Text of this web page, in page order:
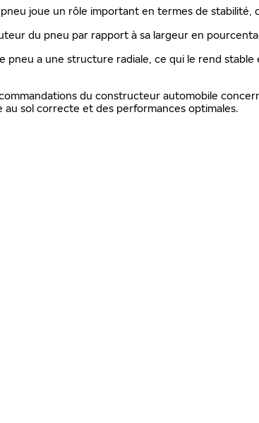
joue un rôle important en termes de stabilité,
du pneu par rapport à sa largeur en
a une structure radiale, ce qui le rend
du constructeur automobile
sol correcte et des performances optimales.